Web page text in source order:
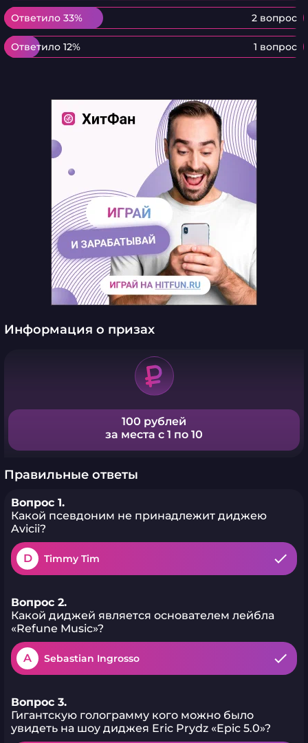
Ответило 33% 2 вопрос
Ответило 33%
Ответило 12% 1 вопрос
Ответило 12%
Информация о призах
100 рублей
за места с 1 по 10
Правильные ответы
Вопрос 1.
Какой псевдоним не принадлежит диджею
Avicii?
D Timmy Tim
Вопрос 2.
Какой диджей является основателем лейбла
«Refune Music»?
A Sebastian Ingrosso
Вопрос 3.
Гигантскую голограмму кого можно было
увидеть на шоу диджея Eric Prydz «Epic 5.0»?